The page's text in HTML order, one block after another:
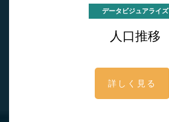
データビジュアライズ
人口推移
詳しく見る